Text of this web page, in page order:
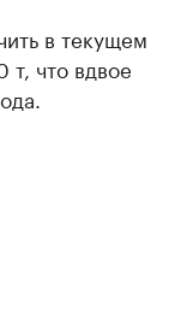
в текущем
т, что вдвое